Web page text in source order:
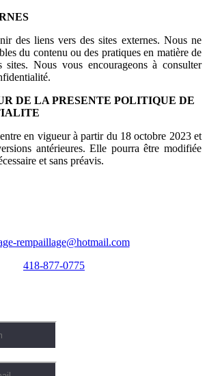
des liens vers des sites externes. Nous ne
du contenu ou des pratiques en matière de
sites. Nous vous encourageons à consulter
DE LA PRESENTE POLITIQUE DE
en vigueur à partir du 18 octobre 2023 et
antérieures. Elle pourra être modifiée
et sans préavis.
rempaillage@hotmail.com
418-877-0775